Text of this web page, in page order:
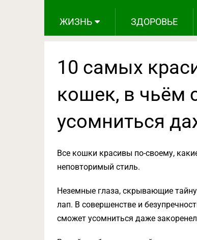
ЖИЗНЬ ЗДОРОВЬЕ
10 самых
кошек, в чьём
усомниться
Все кошки красивы по-своему,
неповторимый стиль.
Неземные глаза, скрывающие
лап. В совершенстве и
сможет усомниться даже